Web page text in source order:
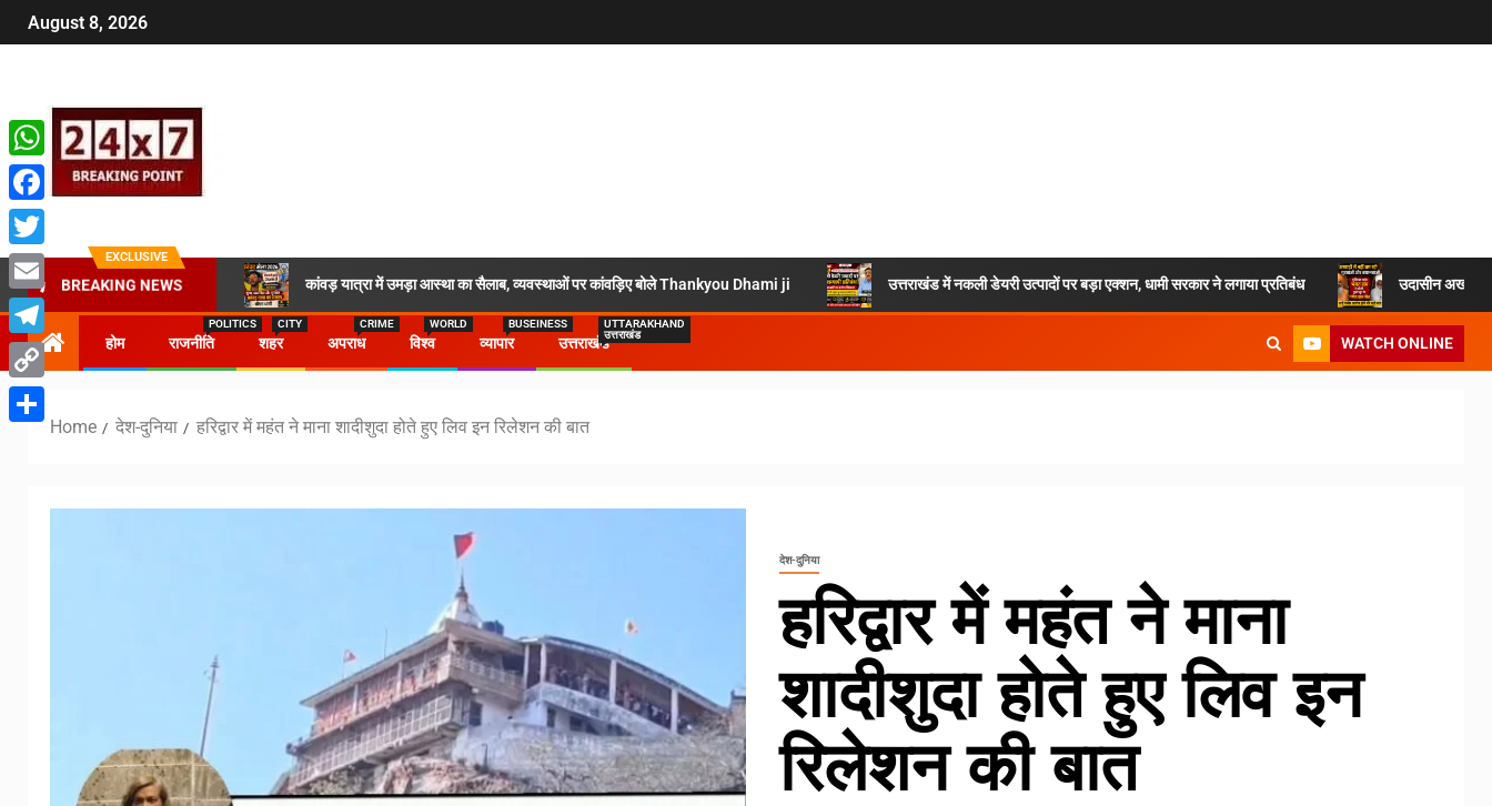
August 8, 2026
EXCLUSIVE
BREAKING NEWS कांवड़ यात्रा में उमड़ा आस्था का सैलाब, व्यवस्थाओं पर कांवड़िए बोले Thankyou Dhami ji उत्तराखंड में नकली डेयरी उत्पादों पर बड़ा एक्शन, धामी सरकार ने लगाया प्रतिबंध उदासीन अखाड़ा
होम राजनीति
POLITICS
शहर
CITY
अपराध
CRIME
विश्व
WORLD
व्यापार
BUSEINESS
उत्तराखंड
UTTARAKHAND
उत्तराखंड
WATCH ONLINE
Home देश-दुनिया हरिद्वार में महंत ने माना शादीशुदा होते हुए लिव इन रिलेशन की बात
देश-दुनिया
हरिद्वार में महंत ने माना
शादीशुदा होते हुए लिव इन
रिलेशन की बात
WhatsApp
Facebook
Twitter
Email
Telegram
Copy
Share